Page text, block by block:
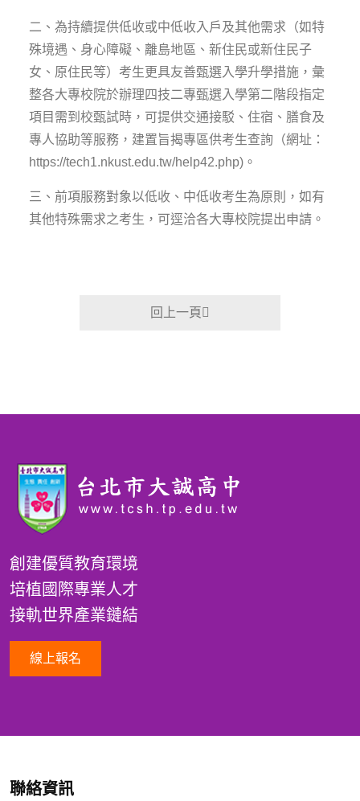
二、為持續提供低收或中低收入戶及其他需求（如特
殊境遇、身心障礙、離島地區、新住民或新住民子
女、原住民等）考生更具友善甄選入學升學措施，彙
整各大專校院於辦理四技二專甄選入學第二階段指定
項目需到校甄試時，可提供交通接駁、住宿、膳食及
專人協助等服務，建置旨揭專區供考生查詢（網址：
https://tech1.nkust.edu.tw/help42.php)。
三、前項服務對象以低收、中低收考生為原則，如有
其他特殊需求之考生，可逕洽各大專校院提出申請。
回上一頁
創建優質教育環境
培植國際專業人才
接軌世界產業鏈結
線上報名
聯絡資訊